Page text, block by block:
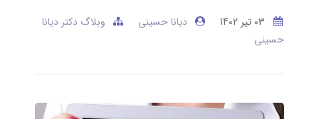
دیانا حسینی
وبلاگ دکتر دیانا
حسینی